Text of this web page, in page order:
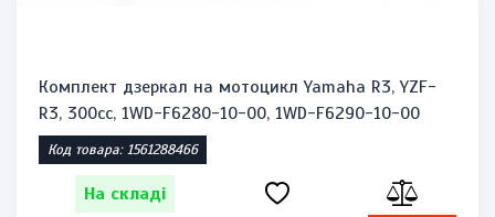
Комплект дзеркал на мотоцикл Yamaha R3, YZF-
R3, 300cc, 1WD-F6280-10-00, 1WD-F6290-10-00
Код товара: 1561288466
На складі